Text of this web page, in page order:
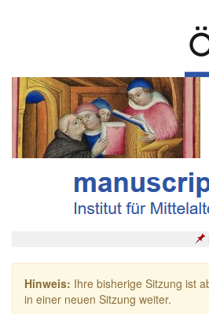
Hinweis: Ihre bisherige Sitzung ist
in einer neuen Sitzung weiter.